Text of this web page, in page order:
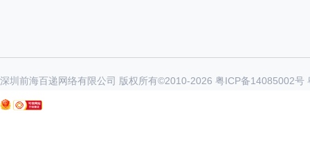
深圳前海百递网络有限公司 版权所有©2010-2026 粤ICP备14085002号